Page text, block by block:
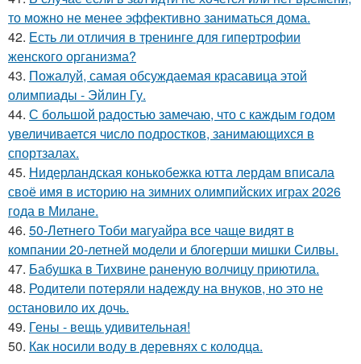
то можно не менее эффективно заниматься дома.
42. Есть ли отличия в тренинге для гипертрофии
женского организма?
43. Пожалуй, самая обсуждаемая красавица этой
олимпиады - Эйлин Гу.
44. С большой радостью замечаю, что с каждым годом
увеличивается число подростков, занимающихся в
спортзалах.
45. Нидерландская конькобежка ютта лердам вписала
своё имя в историю на зимних олимпийских играх 2026
года в Милане.
46. 50-Летнего Тоби магуайра все чаще видят в
компании 20-летней модели и блогерши мишки Силвы.
47. Бабушка в Тихвине раненую волчицу приютила.
48. Родители потеряли надежду на внуков, но это не
остановило их дочь.
49. Гены - вещь удивительная!
50. Как носили воду в деревнях с колодца.